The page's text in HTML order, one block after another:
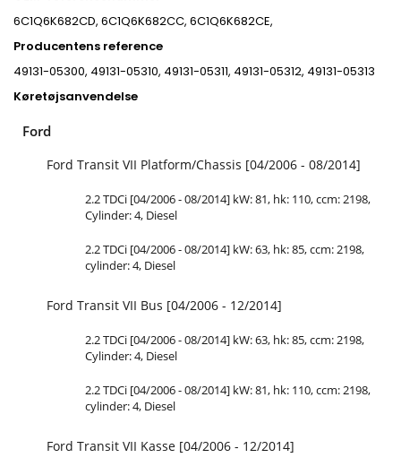
6C1Q6K682CD, 6C1Q6K682CC, 6C1Q6K682CE,
Producentens reference
49131-05300, 49131-05310, 49131-05311, 49131-05312, 49131-05313
Køretøjsanvendelse
Ford
Ford Transit VII Platform/Chassis [04/2006 - 08/2014]
2.2 TDCi [04/2006 - 08/2014] kW: 81, hk: 110, ccm: 2198,
Cylinder: 4, Diesel
2.2 TDCi [04/2006 - 08/2014] kW: 63, hk: 85, ccm: 2198,
cylinder: 4, Diesel
Ford Transit VII Bus [04/2006 - 12/2014]
2.2 TDCi [04/2006 - 08/2014] kW: 63, hk: 85, ccm: 2198,
Cylinder: 4, Diesel
2.2 TDCi [04/2006 - 08/2014] kW: 81, hk: 110, ccm: 2198,
cylinder: 4, Diesel
Ford Transit VII Kasse [04/2006 - 12/2014]